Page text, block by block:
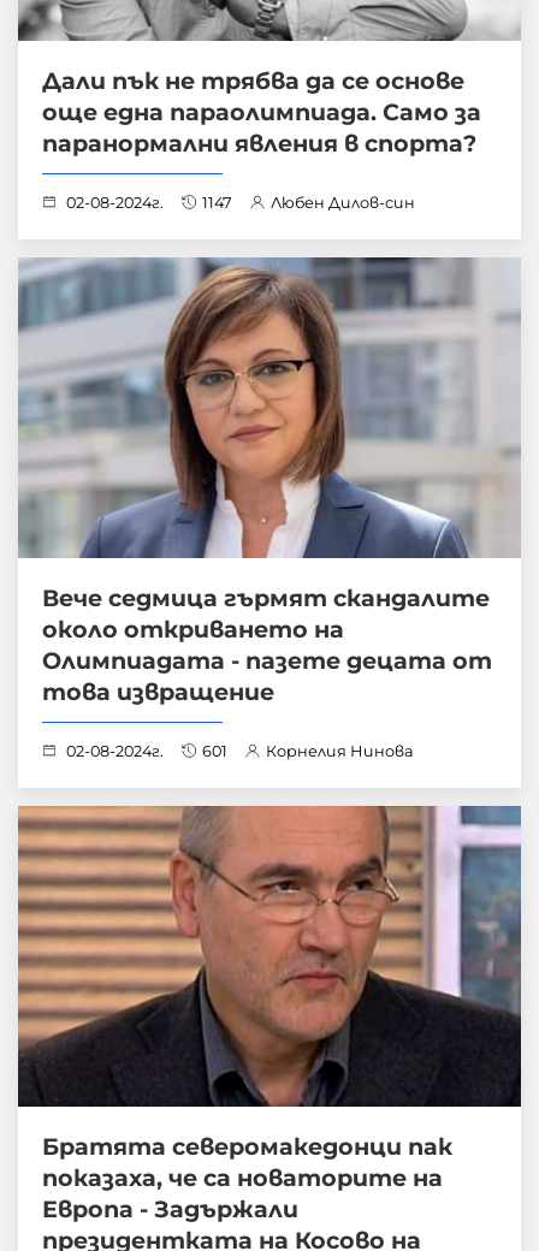
Дали пък не трябва да се основе
още една параолимпиада. Само за
паранормални явления в спорта?
02-08-2024г. 1147 Любен Дилов-син
Вече седмица гърмят скандалите
около откриването на
Олимпиадата - пазете децата от
това извращение
02-08-2024г. 601 Корнелия Нинова
Братята северомакедонци пак
показаха, че са новаторите на
Европа - Задържали
президентката на Косово на